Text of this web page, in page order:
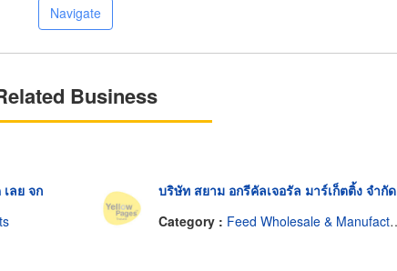
Navigate
Business
ลย จก
บริษัท สยาม อกรีคัลเจอรัล มาร์เก็ตติ้ง จำกัด
Category : Feed Wholesale & Manufacturers